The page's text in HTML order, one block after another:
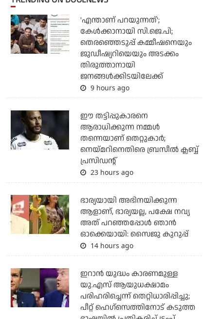
'എന്താണ് പറയുന്നത്';
കേള്‍ക്കാനായി സി.ജെ.പി;
തെരഞ്ഞെടുപ്പ് കമ്മീഷനെയും
ജുഡീഷ്യറിയെയും അടക്കം
തിരുത്താനായി
ജനങ്ങള്‍ക്കിടയിലേക്ക്
9 hours ago
ഈ തട്ടിപ്പുകാരനെ
ആരാധിക്കുന്ന നമ്മള്‍
തന്നെയാണ് തെറ്റുകാര്‍;
നെയ്മറിനെതിരെ ബ്രസീല്‍ ക്ലബ്ബ്
പ്രസിഡന്റ്
23 hours ago
ഭാര്യയായി അഭിനയിക്കുന്ന
ആളാണ്, ഭാര്യയല്ല, പക്ഷേ നവ്യ
അത് പറഞ്ഞപ്പോള്‍ ഞാന്‍
ഓക്കെയായി: സൈജു കുറുപ്പ്
14 hours ago
ഇറാന്‍ യുദ്ധം കാരണമുള്ള
യു.എസ് ആയുധക്ഷാമം
പരിഹരിച്ചെന്ന് തെറ്റിധാരിപ്പിച്ചു;
പീറ്റ് ഹെഗ്‌സെത്തിനോട് കടുത്ത